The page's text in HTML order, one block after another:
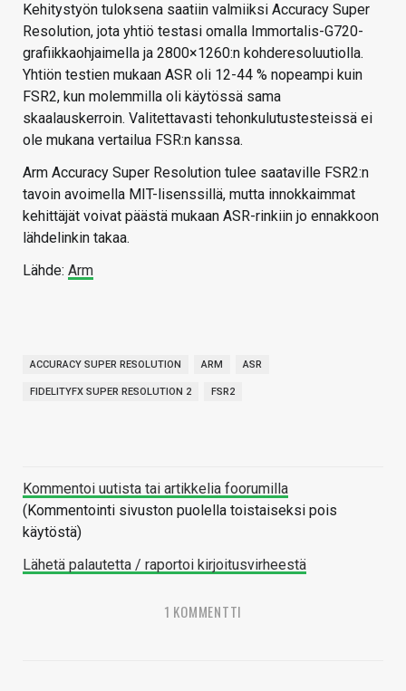
Kehitystyön tuloksena saatiin valmiiksi Accuracy Super
Resolution, jota yhtiö testasi omalla Immortalis-G720-
grafiikkaohjaimella ja 2800×1260:n kohderesoluutiolla.
Yhtiön testien mukaan ASR oli 12-44 % nopeampi kuin
FSR2, kun molemmilla oli käytössä sama
skaalauskerroin. Valitettavasti tehonkulutustesteissä ei
ole mukana vertailua FSR:n kanssa.
Arm Accuracy Super Resolution tulee saataville FSR2:n
tavoin avoimella MIT-lisenssillä, mutta innokkaimmat
kehittäjät voivat päästä mukaan ASR-rinkiin jo ennakkoon
lähdelinkin takaa.
Lähde: Arm
ACCURACY SUPER RESOLUTION ARM ASR
FIDELITYFX SUPER RESOLUTION 2 FSR2
Kommentoi uutista tai artikkelia foorumilla
(Kommentointi sivuston puolella toistaiseksi pois
käytöstä)
Lähetä palautetta / raportoi kirjoitusvirheestä
1 KOMMENTTI